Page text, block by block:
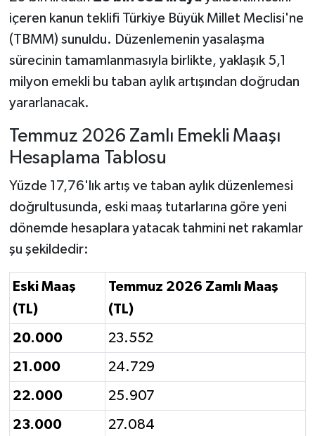
içeren kanun teklifi Türkiye Büyük Millet Meclisi'ne
(TBMM) sunuldu. Düzenlemenin yasalaşma
sürecinin tamamlanmasıyla birlikte, yaklaşık 5,1
milyon emekli bu taban aylık artışından doğrudan
yararlanacak.
Temmuz 2026 Zamlı Emekli Maaşı
Hesaplama Tablosu
Yüzde 17,76'lık artış ve taban aylık düzenlemesi
doğrultusunda, eski maaş tutarlarına göre yeni
dönemde hesaplara yatacak tahmini net rakamlar
şu şekildedir:
Eski Maaş
(TL)
Temmuz 2026 Zamlı Maaş
(TL)
20.000 23.552
21.000 24.729
22.000 25.907
23.000 27.084